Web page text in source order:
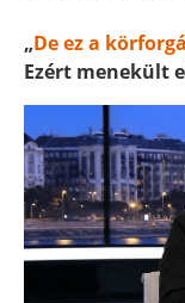
„De ez a
Ezért menekült